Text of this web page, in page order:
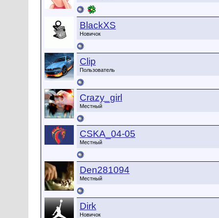
BlackXS
Новичок
Clip
Пользователь
Crazy_girl
Местный
CSKA_04-05
Местный
Den281094
Местный
Dirk
Новичок